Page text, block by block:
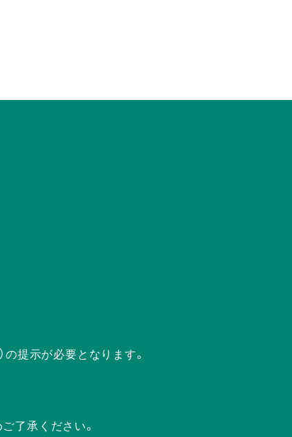
の提示が必要となります。
了承ください。